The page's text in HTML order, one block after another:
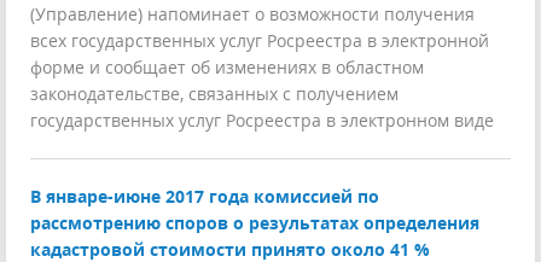
(Управление) напоминает о возможности получения
всех государственных услуг Росреестра в электронной
форме и сообщает об изменениях в областном
законодательстве, связанных с получением
государственных услуг Росреестра в электронном виде
В январе-июне 2017 года комиссией по
рассмотрению споров о результатах определения
кадастровой стоимости принято около 41 %